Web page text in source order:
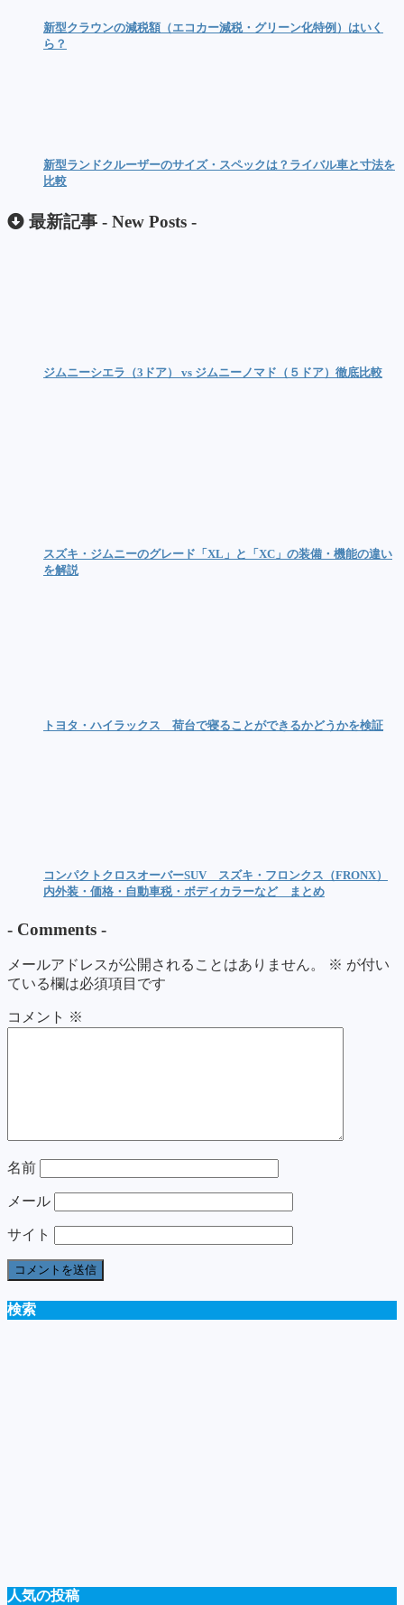
新型クラウンの減税額（エコカー減税・グリーン化特例）はいく
ら？
新型ランドクルーザーのサイズ・スペックは？ライバル車と寸法を
比較
最新記事 - New Posts -
ジムニーシエラ（3ドア） vs ジムニーノマド（５ドア）徹底比較
スズキ・ジムニーのグレード「XL」と「XC」の装備・機能の違い
を解説
トヨタ・ハイラックス 荷台で寝ることができるかどうかを検証
コンパクトクロスオーバーSUV スズキ・フロンクス（FRONX）
内外装・価格・自動車税・ボディカラーなど まとめ
- Comments -
メールアドレスが公開されることはありません。 ※ が付い
ている欄は必須項目です
コメント ※
名前
メール
サイト
検索
人気の投稿